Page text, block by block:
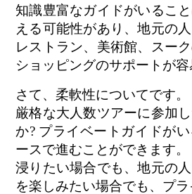
知識豊富なガイドがいるこ
える可能性があり、地元の
レストラン、美術館、スー
ショッピングのサポートが容
さて、柔軟性についてです
厳格な大人数ツアーに参加
か? プライベートガイドが
ースで進むことができます
浸りたい場合でも、地元の
を楽しみたい場合でも、プ